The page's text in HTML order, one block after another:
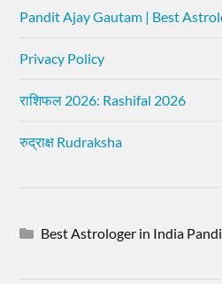
Pandit Ajay Gautam | Best
Privacy Policy
राशिफल 2026: Rashifal 2026
रुद्राक्ष Rudraksha
Best Astrologer in India